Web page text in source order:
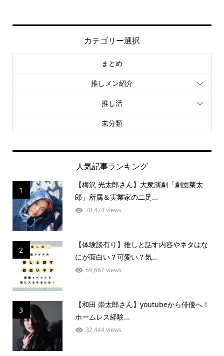
カテゴリー選択
まとめ
推しメン紹介
推し活
未分類
人気記事ランキング
1
【梅沢 光太郎さん】大衆演劇「劇団菊太
郎」所属＆実業家の二足...
78,474 views
2
【体験談有り】推しと話す内容やネタはな
にが面白い？可愛い？気...
59,667 views
3
【和田 崇太郎さん】youtubeから俳優へ！
ホームレス経験...
32,444 views